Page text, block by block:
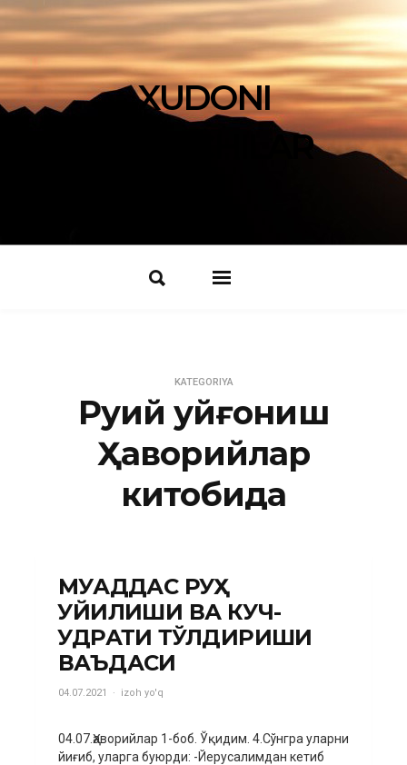
XUDONI
IZLOVCHILAR
KATEGORIYA
Руҳий уйғониш
Ҳаворийлар
китобида
МУҚАДДАС РУҲ
ҚУЙИЛИШИ ВА КУЧ-
ҚУДРАТИ ТЎЛДИРИШИ
ВАЪДАСИ
04.07.2021 izoh yo'q
04.07.Ҳаворийлар 1-боб. Ўқидим. 4.Сўнгра уларни
йиғиб, уларга буюрди: -Йерусалимдан кетиб